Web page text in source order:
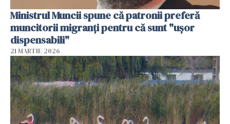
Ministrul Muncii spune că patronii preferă
muncitorii migranți pentru că sunt "uşor
dispensabili"
21 MARTIE 2026